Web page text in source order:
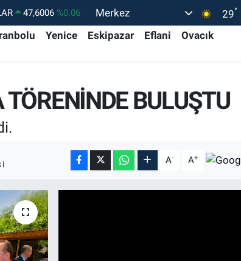
47,6006 %0.06
55,0250 %0.02
13.799
%70
Merkez 29°
Yenice Eskipazar Eflani
Ovacık
BULUŞTU
A- A+